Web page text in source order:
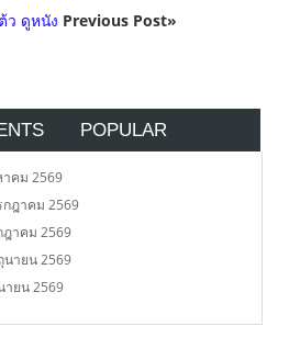
ว ดูหนัง Previous Post»
POPULAR
คม 2569
กฎาคม 2569
ฎาคม 2569
นายน 2569
ายน 2569